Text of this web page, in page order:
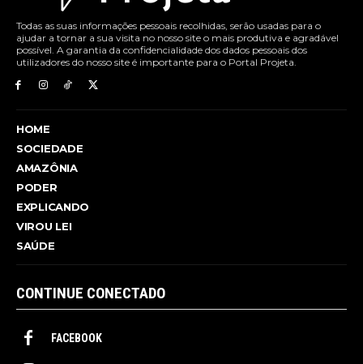
Todas as suas informações pessoais recolhidas, serão usadas para o
ajudar a tornar a sua visita no nosso site o mais produtiva e agradável
possível. A garantia da confidencialidade dos dados pessoais dos
utilizadores do nosso site é importante para o Portal Projeta.
HOME
SOCIEDADE
AMAZÔNIA
PODER
EXPLICANDO
VIROU LEI
SAÚDE
CONTINUE CONECTADO
FACEBOOK